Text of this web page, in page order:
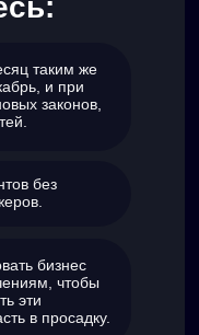
:
таким же
и при
законов,
без
бизнес
чтобы
эти
в просадку.